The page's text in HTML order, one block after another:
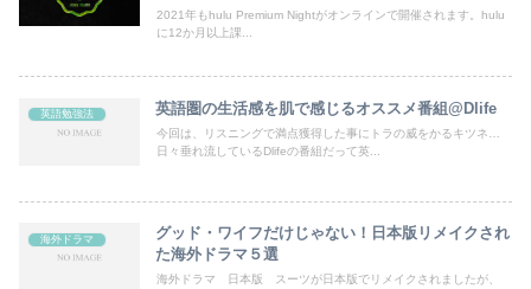
2021年もhulu Premium Nightがオンラインで開催されます。hulu
に12か月以上課...
英語勉強法 英語圏の生活感を肌で感じるオススメ番組@Dlife
今回は、リスニングで満点獲得した事にトラの威をかるキツネ…
日々垂れ流しているDlifeの番組だって英...
海外ドラマ
グッド・ワイフだけじゃない！日本版リメイクされ
た海外ドラマ５選
海外ドラマ 日本版 スーツが日本版でリメイクされましたが、